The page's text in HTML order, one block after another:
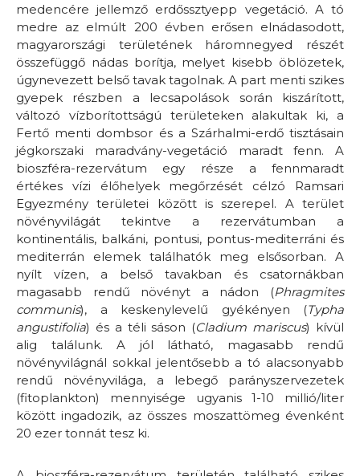
medencére jellemző erdőssztyepp vegetáció. A tó
medre az elmúlt 200 évben erősen elnádasodott,
magyarországi területének háromnegyed részét
összefüggő nádas borítja, melyet kisebb öblözetek,
úgynevezett belső tavak tagolnak. A part menti szikes
gyepek részben a lecsapolások során kiszárított,
változó vízborítottságú területeken alakultak ki, a
Fertő menti dombsor és a Szárhalmi-erdő tisztásain
jégkorszaki maradvány-vegetáció maradt fenn. A
bioszféra-rezervátum egy része a fennmaradt
értékes vízi élőhelyek megőrzését célzó Ramsari
Egyezmény területei között is szerepel. A terület
növényvilágát tekintve a rezervátumban a
kontinentális, balkáni, pontusi, pontus-mediterráni és
mediterrán elemek találhatók meg elsősorban. A
nyílt vízen, a belső tavakban és csatornákban
magasabb rendű növényt a nádon (Phragmites
communis), a keskenylevelű gyékényen (Typha
angustifolia) és a téli sáson (Cladium mariscus) kívül
alig találunk. A jól látható, magasabb rendű
növényvilágnál sokkal jelentősebb a tó alacsonyabb
rendű növényvilága, a lebegő parányszervezetek
(fitoplankton) mennyisége ugyanis 1-10 millió/liter
között ingadozik, az összes moszattömeg évenként
20 ezer tonnát tesz ki.